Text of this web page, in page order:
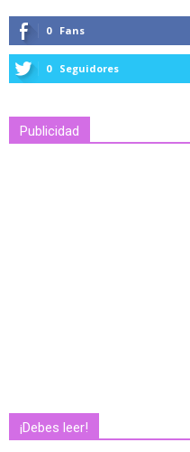
0 Fans
0 Seguidores
Publicidad
¡Debes leer!